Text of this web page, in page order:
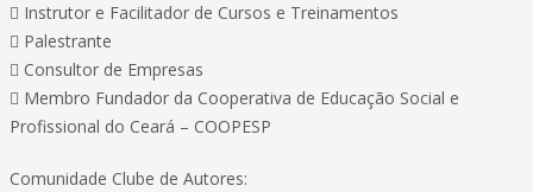
 Instrutor e Facilitador de Cursos e Treinamentos
 Palestrante
 Consultor de Empresas
 Membro Fundador da Cooperativa de Educação Social e
Profissional do Ceará – COOPESP
Comunidade Clube de Autores: